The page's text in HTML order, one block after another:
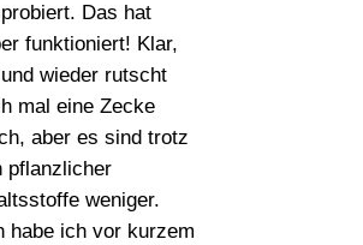
Das hat
funktioniert! Klar,
wieder rutscht
mal eine Zecke
aber es sind trotz
pflanzlicher
weniger.
habe ich vor kurzem